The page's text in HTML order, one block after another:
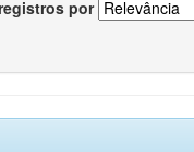
por